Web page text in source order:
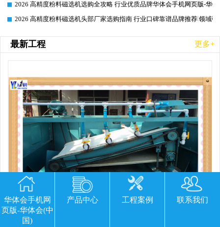
2026-06-26
2026 高精度粉料磁选机选购全攻略 行业优质品牌华体会手机网页版-华
2026-06-26
2026 高精度粉料磁选机头部厂家选购指南 行业口碑靠谱品牌推荐 领域
最新工程 更多+
华体会手机网
页版-华体会(中
国)
产品中心 工程案例 联系我们